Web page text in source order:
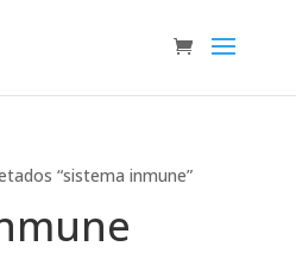
“sistema inmune”